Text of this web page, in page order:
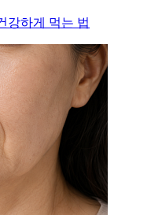
강하게 먹는 법